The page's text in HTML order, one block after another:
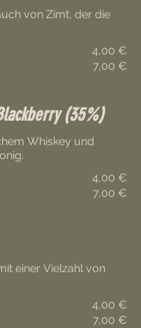
von Zimt, der die
4,00 €
7,00 €
(35%)
Whiskey und
4,00 €
7,00 €
einer Vielzahl von
4,00 €
7,00 €